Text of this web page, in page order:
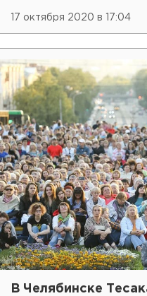
17 октября 2020 в 17:04
В Челябинске